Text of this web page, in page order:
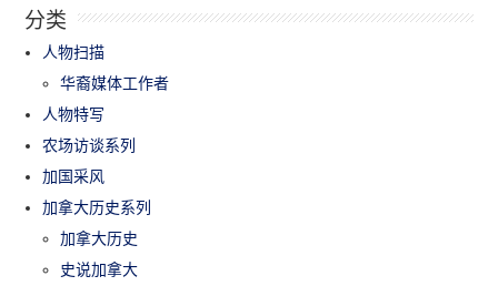
分类
人物扫描
华裔媒体工作者
人物特写
农场访谈系列
加国采风
加拿大历史系列
加拿大历史
史说加拿大